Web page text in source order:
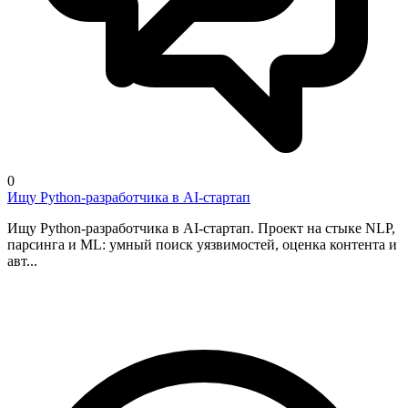
0
Ищу Python-разработчика в AI-стартап
Ищу Python-разработчика в AI-стартап. Проект на стыке NLP,
парсинга и ML: умный поиск уязвимостей, оценка контента и
авт...